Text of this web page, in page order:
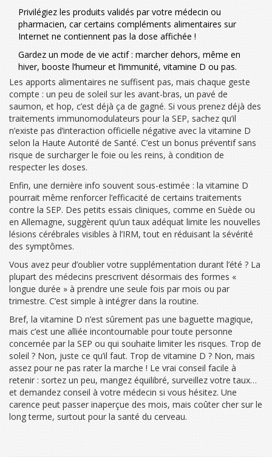
Privilégiez les produits validés par votre médecin ou
pharmacien, car certains compléments alimentaires sur
Internet ne contiennent pas la dose affichée !
Gardez un mode de vie actif : marcher dehors, même en
hiver, booste l’humeur et l’immunité, vitamine D ou pas.
Les apports alimentaires ne suffisent pas, mais chaque geste
compte : un peu de soleil sur les avant-bras, un pavé de
saumon, et hop, c’est déjà ça de gagné. Si vous prenez déjà des
traitements immunomodulateurs pour la SEP, sachez qu’il
n’existe pas d’interaction officielle négative avec la vitamine D
selon la Haute Autorité de Santé. C’est un bonus préventif sans
risque de surcharger le foie ou les reins, à condition de
respecter les doses.
Enfin, une dernière info souvent sous-estimée : la vitamine D
pourrait même renforcer l’efficacité de certains traitements
contre la SEP. Des petits essais cliniques, comme en Suède ou
en Allemagne, suggèrent qu’un taux adéquat limite les nouvelles
lésions cérébrales visibles à l’IRM, tout en réduisant la sévérité
des symptômes.
Vous avez peur d’oublier votre supplémentation durant l’été ? La
plupart des médecins prescrivent désormais des formes «
longue durée » à prendre une seule fois par mois ou par
trimestre. C’est simple à intégrer dans la routine.
Bref, la vitamine D n’est sûrement pas une baguette magique,
mais c’est une alliée incontournable pour toute personne
concernée par la SEP ou qui souhaite limiter les risques. Trop de
soleil ? Non, juste ce qu’il faut. Trop de vitamine D ? Non, mais
assez pour ne pas rater la marche ! Le vrai conseil facile à
retenir : sortez un peu, mangez équilibré, surveillez votre taux…
et demandez conseil à votre médecin si vous hésitez. Une
carence peut passer inaperçue des mois, mais coûter cher sur le
long terme, surtout pour la santé du cerveau.